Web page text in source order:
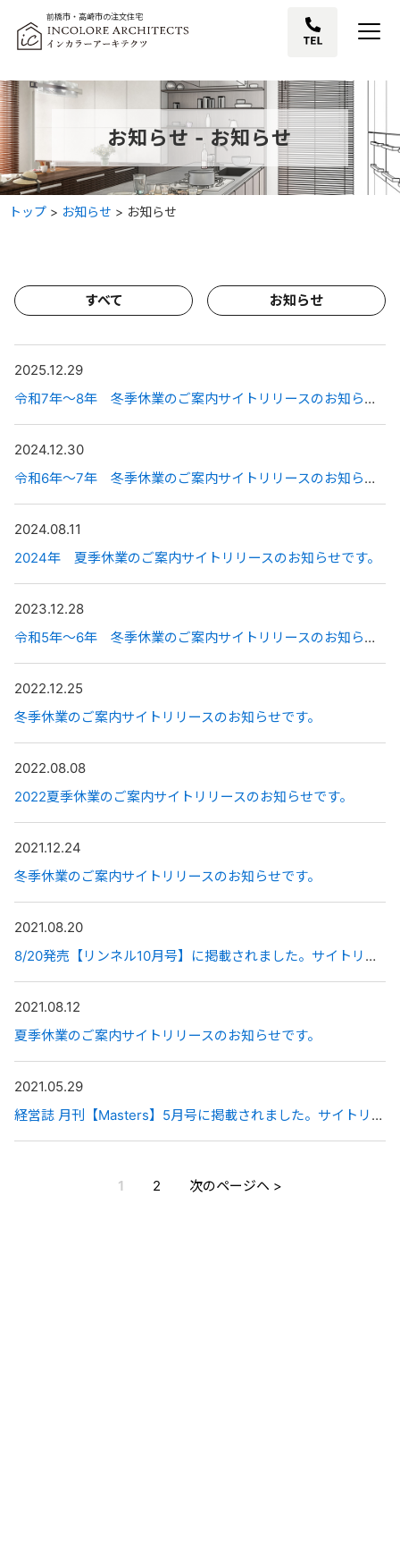
前橋市・高崎市の注文住宅
お知らせ - お知らせ
トップ > お知らせ > お知らせ
すべて お知らせ
2025.12.29
令和7年〜8年 冬季休業のご案内サイトリリースのお知らせです。
2024.12.30
令和6年〜7年 冬季休業のご案内サイトリリースのお知らせです。
2024.08.11
2024年 夏季休業のご案内サイトリリースのお知らせです。
2023.12.28
令和5年〜6年 冬季休業のご案内サイトリリースのお知らせです。
2022.12.25
冬季休業のご案内サイトリリースのお知らせです。
2022.08.08
2022夏季休業のご案内サイトリリースのお知らせです。
2021.12.24
冬季休業のご案内サイトリリースのお知らせです。
2021.08.20
8/20発売【リンネル10月号】に掲載されました。サイトリリースのお知らせです。
2021.08.12
夏季休業のご案内サイトリリースのお知らせです。
2021.05.29
経営誌 月刊【Masters】5月号に掲載されました。サイトリリースのお知らせです。
1 2 次のページヘ >